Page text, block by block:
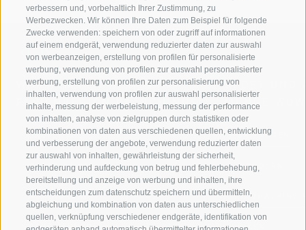
verbessern und, vorbehaltlich Ihrer Zustimmung, zu
Werbezwecken. Wir können Ihre Daten zum Beispiel für folgende
Zwecke verwenden: speichern von oder zugriff auf informationen
auf einem endgerät, verwendung reduzierter daten zur auswahl
von werbeanzeigen, erstellung von profilen für personalisierte
werbung, verwendung von profilen zur auswahl personalisierter
werbung, erstellung von profilen zur personalisierung von
inhalten, verwendung von profilen zur auswahl personalisierter
inhalte, messung der werbeleistung, messung der performance
von inhalten, analyse von zielgruppen durch statistiken oder
kombinationen von daten aus verschiedenen quellen, entwicklung
und verbesserung der angebote, verwendung reduzierter daten
zur auswahl von inhalten, gewährleistung der sicherheit,
verhinderung und aufdeckung von betrug und fehlerbehebung,
bereitstellung und anzeige von werbung und inhalten, ihre
entscheidungen zum datenschutz speichern und übermitteln,
abgleichung und kombination von daten aus unterschiedlichen
quellen, verknüpfung verschiedener endgeräte, identifikation von
WILLKOMMEN IN DER
FERIENREGION RATSCHINGS
JAUFENTAL
RATSCHINGS
RIDNAUNTAL
BERGBAHNEN
SPORT UND
MENGE
SKIFAHREN
WANDERN
HOCHALPINE
BIKEN